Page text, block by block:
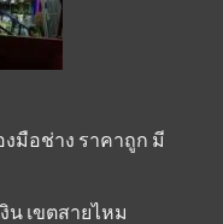
มือช่าง ราคาถูก มี
น เขตสายไหม